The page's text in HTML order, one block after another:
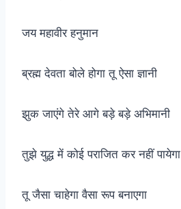
जय महावीर हनुमान
ब्रह्म देवता बोले होगा तू ऐसा ज्ञानी
झुक जाएंगे तेरे आगे बड़े बड़े अभिमानी
तुझे युद्ध में कोई पराजित कर नहीं पायेगा
तू जैसा चाहेगा वैसा रूप बनाएगा